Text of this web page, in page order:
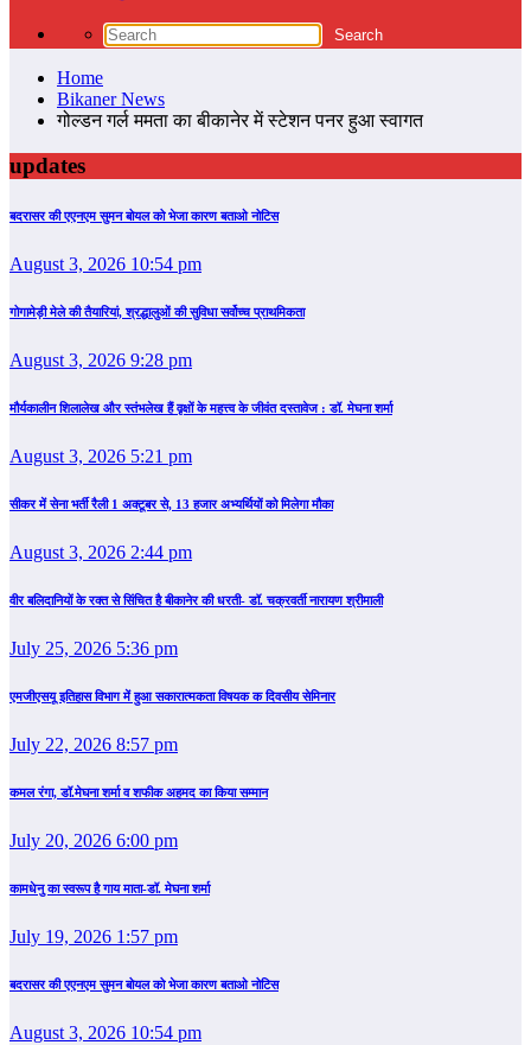
Home
Bikaner News
गोल्‍डन गर्ल ममता का बीकानेर में स्‍टेशन पनर हुआ स्‍वागत
updates
बदरासर की एएनएम सुमन बोयल को भेजा कारण बताओ नोटिस
August 3, 2026 10:54 pm
गोगामेड़ी मेले की तैयारियां, श्रद्धालुओं की सुविधा सर्वोच्च प्राथमिकता
August 3, 2026 9:28 pm
मौर्यकालीन शिलालेख और स्तंभलेख हैं वृक्षों के महत्त्व के जीवंत दस्तावेज : डॉ. मेघना शर्मा
August 3, 2026 5:21 pm
सीकर में सेना भर्ती रैली 1 अक्टूबर से, 13 हजार अभ्यर्थियों को मिलेगा मौका
August 3, 2026 2:44 pm
वीर बलिदानियों के रक्त से सिंचित है बीकानेर की धरती- डॉ. चक्रवर्ती नारायण श्रीमाली
July 25, 2026 5:36 pm
एमजीएसयू इतिहास विभाग में हुआ सकारात्मकता विषयक क दिवसीय सेमिनार
July 22, 2026 8:57 pm
कमल रंगा, डॉ.मेघना शर्मा व शफीक अहमद का किया सम्‍मान
July 20, 2026 6:00 pm
कामधेनु का स्वरूप है गाय माता-डॉ. मेघना शर्मा
July 19, 2026 1:57 pm
बदरासर की एएनएम सुमन बोयल को भेजा कारण बताओ नोटिस
August 3, 2026 10:54 pm